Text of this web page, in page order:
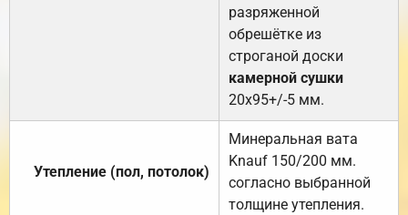
разряженной
обрешётке из
строганой доски
камерной сушки
20х95+/-5 мм.
Утепление (пол, потолок)
Минеральная вата
Knauf 150/200 мм.
согласно выбранной
толщине утепления.